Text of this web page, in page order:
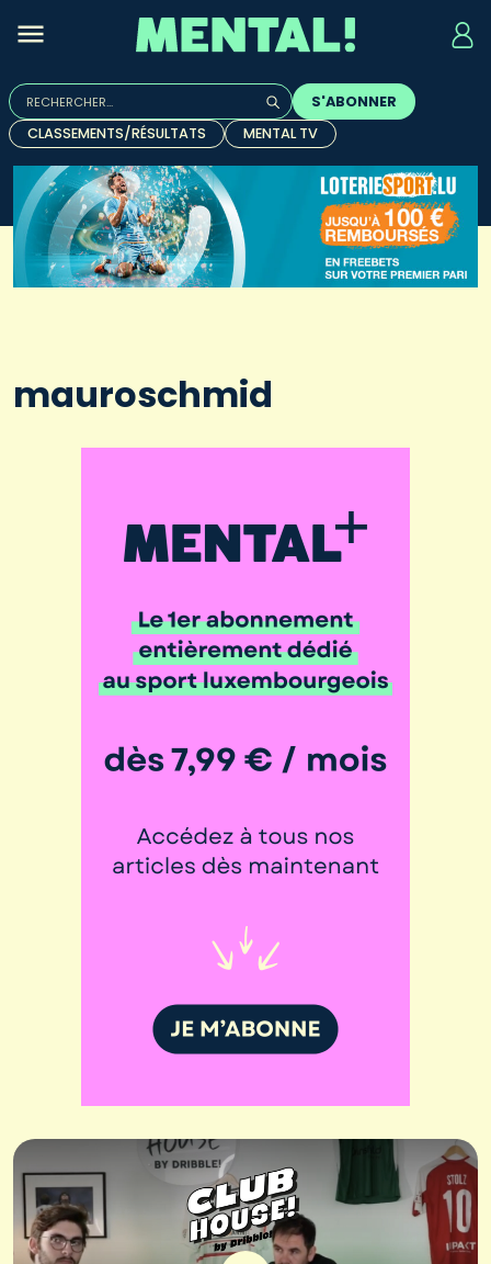
Rechercher :
Quand les résultats de l'auto-complétion sont
S'ABONNER
CLASSEMENTS/RÉSULTATS
MENTAL TV
mauroschmid